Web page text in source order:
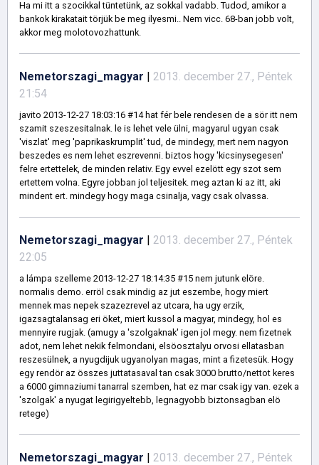
Ha mi itt a szocikkal tüntetünk, az sokkal vadabb. Tudod, amikor a
bankok kirakatait törjük be meg ilyesmi.. Nem vicc. 68-ban jobb volt,
akkor meg molotovozhattunk.
Nemetorszagi_magyar | 2013. december 27., Péntek
21:54
javito 2013-12-27 18:03:16 #14 hat fér bele rendesen de a sör itt nem
szamit szeszesitalnak. le is lehet vele ülni, magyarul ugyan csak
'viszlat' meg 'paprikaskrumplit' tud, de mindegy, mert nem nagyon
beszedes es nem lehet eszrevenni. biztos hogy 'kicsinysegesen'
felre ertettelek, de minden relativ. Egy evvel ezelött egy szot sem
ertettem volna. Egyre jobban jol teljesitek. meg aztan ki az itt, aki
mindent ert. mindegy hogy maga csinalja, vagy csak olvassa.
Nemetorszagi_magyar | 2013. december 27., Péntek
22:05
a lámpa szelleme 2013-12-27 18:14:35 #15 nem jutunk elöre.
normalis demo. erröl csak mindig az jut eszembe, hogy miert
mennek mas nepek szazezrevel az utcara, ha ugy erzik,
igazsagtalansag eri öket, miert kussol a magyar, mindegy, hol es
mennyire rugjak. (amugy a 'szolgaknak' igen jol megy. nem fizetnek
adot, nem lehet nekik felmondani, elsöosztalyu orvosi ellatasban
reszesülnek, a nyugdijuk ugyanolyan magas, mint a fizetesük. Hogy
egy rendör az összes juttatasaval tan csak 3000 brutto/nettot keres
a 6000 gimnaziumi tanarral szemben, hat ez mar csak igy van. ezek a
'szolgak' a nyugat legirigyeltebb, legnagyobb biztonsagban elö
retege)
Nemetorszagi_magyar | 2013. december 27., Péntek